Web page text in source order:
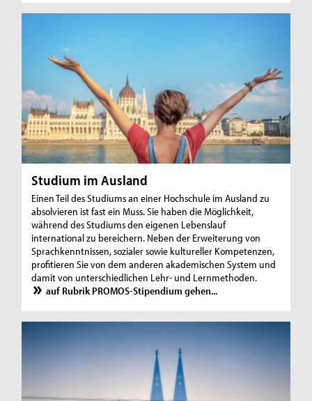
Studium im Ausland
Einen Teil des Studiums an einer Hochschule im Ausland zu
absolvieren ist fast ein Muss. Sie haben die Möglichkeit,
während des Studiums den eigenen Lebenslauf
international zu bereichern. Neben der Erweiterung von
Sprachkenntnissen, sozialer sowie kultureller Kompetenzen,
profitieren Sie von dem anderen akademischen System und
damit von unterschiedlichen Lehr- und Lernmethoden.
auf Rubrik PROMOS-Stipendium gehen...